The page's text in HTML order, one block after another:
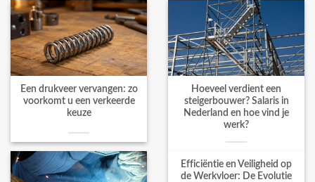
Een drukveer vervangen: zo
voorkomt u een verkeerde
keuze
Hoeveel verdient een
steigerbouwer? Salaris in
Nederland en hoe vind je
werk?
Efficiëntie en Veiligheid op
de Werkvloer: De Evolutie